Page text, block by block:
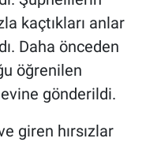
kaçtıkları anlar
Daha önceden
öğrenilen
gönderildi.
giren hırsızlar